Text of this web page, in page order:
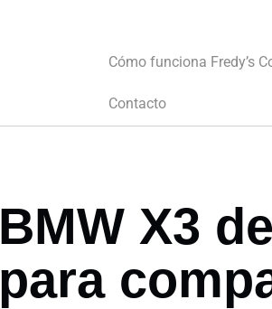
Cómo funciona Fredy’s
Contacto
BMW X3
para